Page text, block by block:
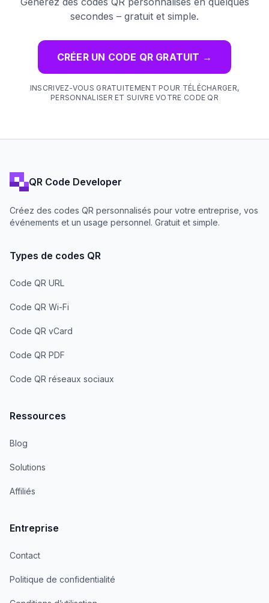
secondes – gratuit et simple.
CRÉER UN CODE QR GRATUIT →
INSCRIVEZ-VOUS GRATUITEMENT POUR TÉLÉCHARGER,
PERSONNALISER ET SUIVRE VOTRE CODE QR
QR Code Developer
Créez des codes QR personnalisés pour votre entreprise, vos
événements et un usage personnel. Gratuit et simple.
Types de codes QR
Code QR URL
Code QR Wi-Fi
Code QR vCard
Code QR PDF
Code QR réseaux sociaux
Ressources
Blog
Solutions
Affiliés
Entreprise
Contact
Politique de confidentialité